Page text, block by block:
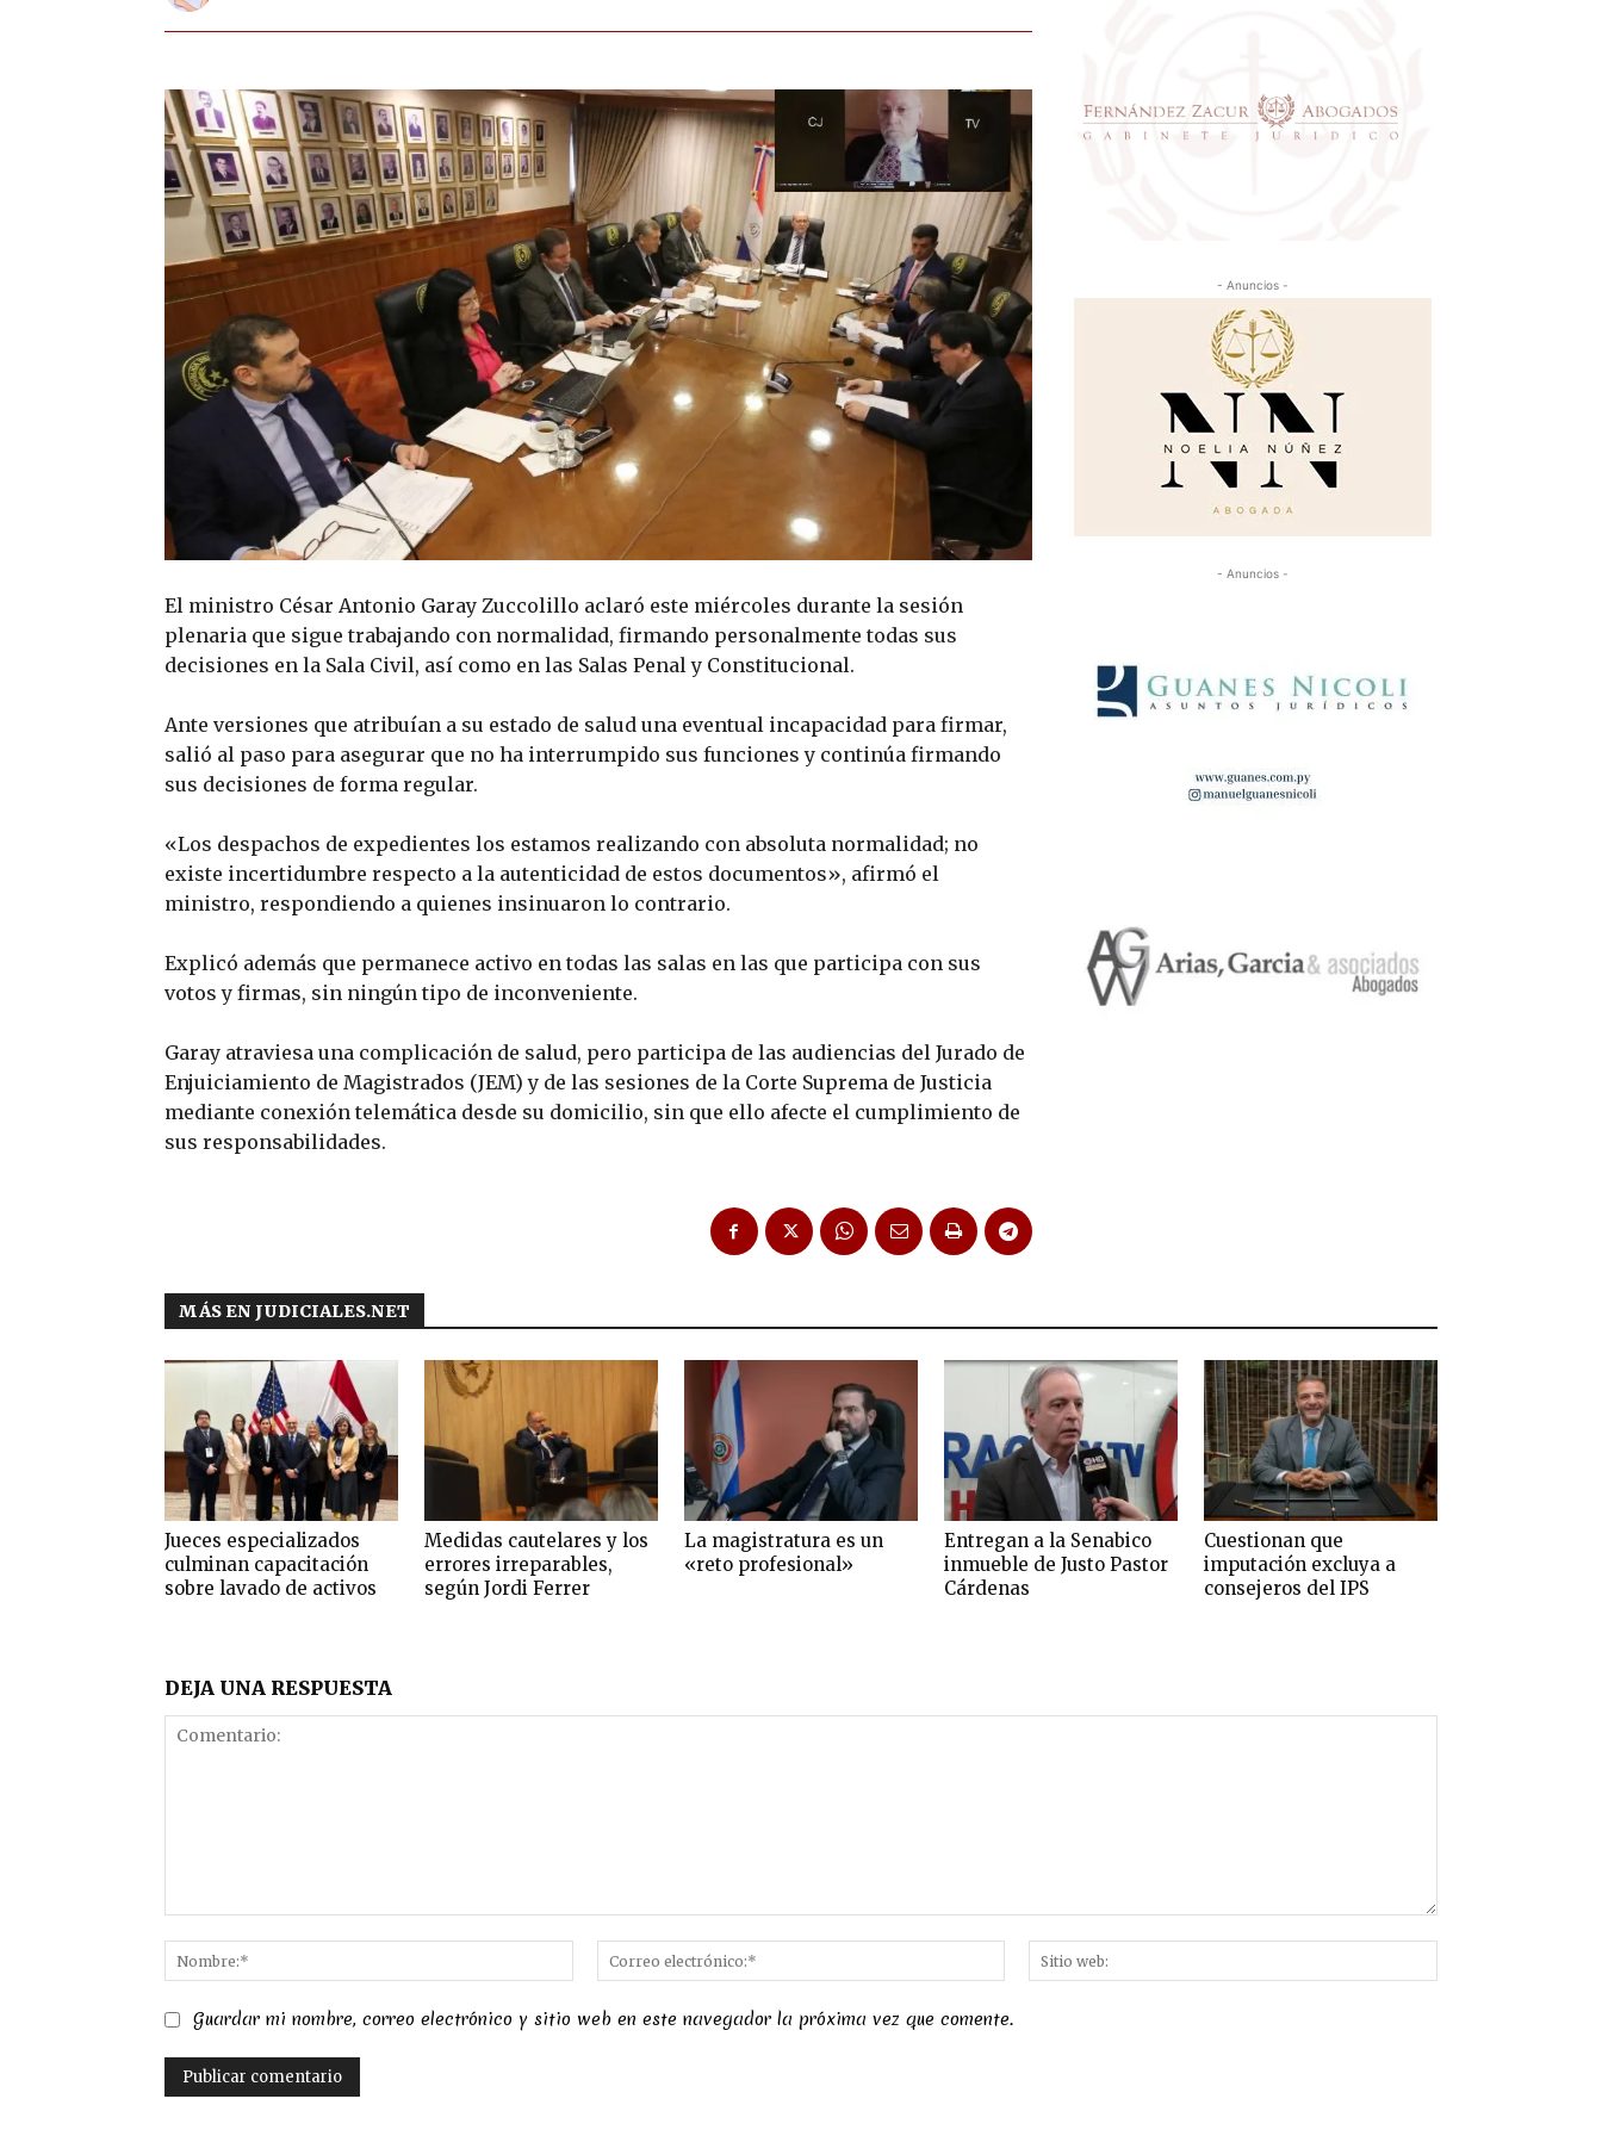
El ministro César Antonio Garay Zuccolillo aclaró este miércoles durante la sesión
plenaria que sigue trabajando con normalidad, firmando personalmente todas sus
decisiones en la Sala Civil, así como en las Salas Penal y Constitucional.
Ante versiones que atribuían a su estado de salud una eventual incapacidad para firmar,
salió al paso para asegurar que no ha interrumpido sus funciones y continúa firmando
sus decisiones de forma regular.
«Los despachos de expedientes los estamos realizando con absoluta normalidad; no
existe incertidumbre respecto a la autenticidad de estos documentos», afirmó el
ministro, respondiendo a quienes insinuaron lo contrario.
Explicó además que permanece activo en todas las salas en las que participa con sus
votos y firmas, sin ningún tipo de inconveniente.
Garay atraviesa una complicación de salud, pero participa de las audiencias del Jurado de
Enjuiciamiento de Magistrados (JEM) y de las sesiones de la Corte Suprema de Justicia
mediante conexión telemática desde su domicilio, sin que ello afecte el cumplimiento de
sus responsabilidades.
- Anuncios -
- Anuncios -
MÁS EN JUDICIALES.NET
Jueces especializados
culminan capacitación
sobre lavado de activos
Medidas cautelares y los
errores irreparables,
según Jordi Ferrer
La magistratura es un
«reto profesional»
Entregan a la Senabico
inmueble de Justo Pastor
Cárdenas
Cuestionan que
imputación excluya a
consejeros del IPS
DEJA UNA RESPUESTA
Nombre:*
Correo
electrónico:*
web:
Guardar mi nombre, correo electrónico y sitio web en este navegador la próxima vez que comente.